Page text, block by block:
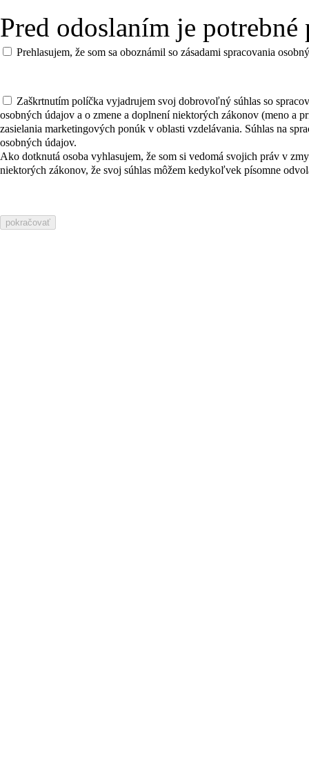
Pred odoslaním je
Prehlasujem, že som sa oboznámil so zásadami spracovania
Zaškrtnutím políčka vyjadrujem svoj dobrovoľný súhlas so
osobných údajov a o zmene a doplnení niektorých zákonov (meno a
zasielania marketingových ponúk v oblasti vzdelávania. Súhlas na
osobných údajov.
Ako dotknutá osoba vyhlasujem, že som si vedomá svojich práv v
niektorých zákonov, že svoj súhlas môžem kedykoľvek písomne